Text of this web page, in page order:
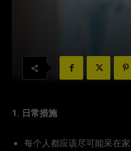
1. 日常措施
每个人都应该尽可能呆在